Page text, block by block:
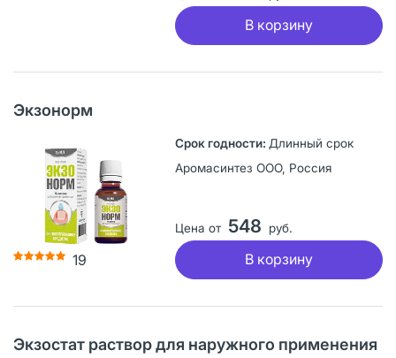
В корзину
Экзонорм
19
Длинный срок
Аромасинтез ООО, Россия
Цена от 548 руб.
В корзину
Экзостат раствор для наружного применения